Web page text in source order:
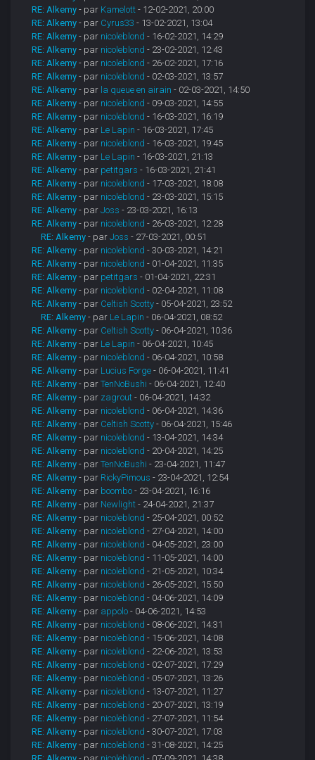
RE: Alkemy - par Kamelott - 12-02-2021, 20:00
RE: Alkemy - par Cyrus33 - 13-02-2021, 13:04
RE: Alkemy - par nicoleblond - 16-02-2021, 14:29
RE: Alkemy - par nicoleblond - 23-02-2021, 12:43
RE: Alkemy - par nicoleblond - 26-02-2021, 17:16
RE: Alkemy - par nicoleblond - 02-03-2021, 13:57
RE: Alkemy - par la queue en airain - 02-03-2021, 14:50
RE: Alkemy - par nicoleblond - 09-03-2021, 14:55
RE: Alkemy - par nicoleblond - 16-03-2021, 16:19
RE: Alkemy - par Le Lapin - 16-03-2021, 17:45
RE: Alkemy - par nicoleblond - 16-03-2021, 19:45
RE: Alkemy - par Le Lapin - 16-03-2021, 21:13
RE: Alkemy - par petitgars - 16-03-2021, 21:41
RE: Alkemy - par nicoleblond - 17-03-2021, 18:08
RE: Alkemy - par nicoleblond - 23-03-2021, 15:15
RE: Alkemy - parJoss - 23-03-2021, 16:13
RE: Alkemy - par nicoleblond - 26-03-2021, 12:28
RE: Alkemy - parJoss - 27-03-2021, 00:51
RE: Alkemy - par nicoleblond - 30-03-2021, 14:21
RE: Alkemy - par nicoleblond - 01-04-2021, 11:35
RE: Alkemy - par petitgars - 01-04-2021, 22:31
RE: Alkemy - par nicoleblond - 02-04-2021, 11:08
RE: Alkemy - par Celtish Scotty - 05-04-2021, 23:52
RE: Alkemy - par Le Lapin - 06-04-2021, 08:52
RE: Alkemy - par Celtish Scotty - 06-04-2021, 10:36
RE: Alkemy - par Le Lapin - 06-04-2021, 10:45
RE: Alkemy - par nicoleblond - 06-04-2021, 10:58
RE: Alkemy - par Lucius Forge - 06-04-2021, 11:41
RE: Alkemy - parTenNoBushi - 06-04-2021, 12:40
RE: Alkemy - par zagrout - 06-04-2021, 14:32
RE: Alkemy - par nicoleblond - 06-04-2021, 14:36
RE: Alkemy - par Celtish Scotty - 06-04-2021, 15:46
RE: Alkemy - par nicoleblond - 13-04-2021, 14:34
RE: Alkemy - par nicoleblond - 20-04-2021, 14:25
RE: Alkemy - parTenNoBushi - 23-04-2021, 11:47
RE: Alkemy - par RickyPimous - 23-04-2021, 12:54
RE: Alkemy - par boombo - 23-04-2021, 16:16
RE: Alkemy - par Newlight - 24-04-2021, 21:37
RE: Alkemy - par nicoleblond - 25-04-2021, 00:52
RE: Alkemy - par nicoleblond - 27-04-2021, 14:00
RE: Alkemy - par nicoleblond - 04-05-2021, 23:00
RE: Alkemy - par nicoleblond - 11-05-2021, 14:00
RE: Alkemy - par nicoleblond - 21-05-2021, 10:34
RE: Alkemy - par nicoleblond - 26-05-2021, 15:50
RE: Alkemy - par nicoleblond - 04-06-2021, 14:09
RE: Alkemy - par appolo - 04-06-2021, 14:53
RE: Alkemy - par nicoleblond - 08-06-2021, 14:31
RE: Alkemy - par nicoleblond - 15-06-2021, 14:08
RE: Alkemy - par nicoleblond - 22-06-2021, 13:53
RE: Alkemy - par nicoleblond - 02-07-2021, 17:29
RE: Alkemy - par nicoleblond - 05-07-2021, 13:26
RE: Alkemy - par nicoleblond - 13-07-2021, 11:27
RE: Alkemy - par nicoleblond - 20-07-2021, 13:19
RE: Alkemy - par nicoleblond - 27-07-2021, 11:54
RE: Alkemy - par nicoleblond - 30-07-2021, 17:03
RE: Alkemy - par nicoleblond - 31-08-2021, 14:25